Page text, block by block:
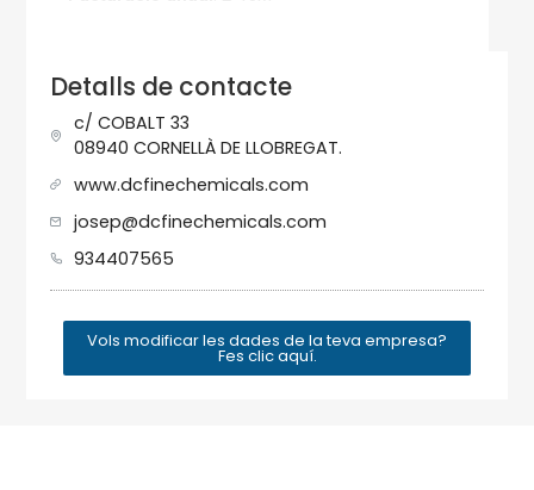
Detalls de contacte
c/ COBALT 33
08940 CORNELLÀ DE LLOBREGAT.
www.dcfinechemicals.com
josep@dcfinechemicals.com
934407565
Vols modificar les dades de la teva empresa?
Fes clic aquí.